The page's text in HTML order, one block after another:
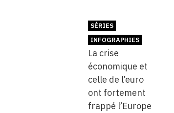
SÉRIES
INFOGRAPHIES
La crise
économique et
celle de l’euro
ont fortement
frappé l’Europe